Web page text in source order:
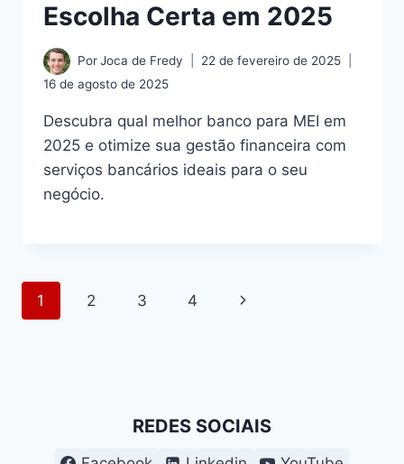
Escolha Certa em 2025
PorJoca de Fredy
22 de fevereiro de 2025
16 de agosto de 2025
Descubra qual melhor banco para MEI em
2025 e otimize sua gestão financeira com
serviços bancários ideais para o seu
negócio.
Navegação
1 2 3 4
Página
REDES SOCIAIS